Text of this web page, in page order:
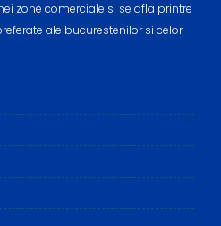
zone comerciale si se afla printre
ale bucurestenilor si celor